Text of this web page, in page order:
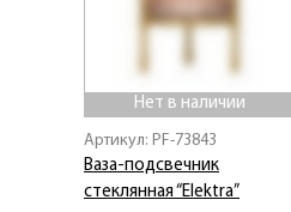
Нет в наличии
Артикул: PF-73843
Ваза-подсвечник
стеклянная “Elektra”